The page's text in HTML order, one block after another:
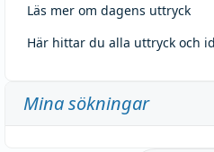
Läs mer om dagens uttryck
Här hittar du alla uttryck och
Mina sökningar